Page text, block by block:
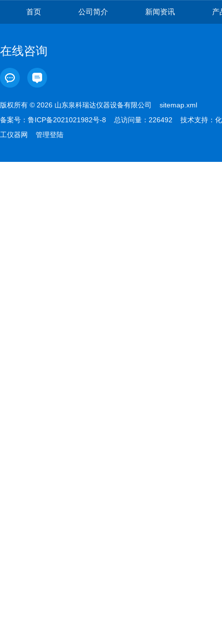
首页 公司简介 新闻资讯 产
在线咨询
版权所有 © 2026 山东泉科瑞达仪器设备有限公司 sitemap.xml
备案号： 鲁ICP备2021021982号-8 总访问量：226492 技术支持： 化
工仪器网
管理登陆